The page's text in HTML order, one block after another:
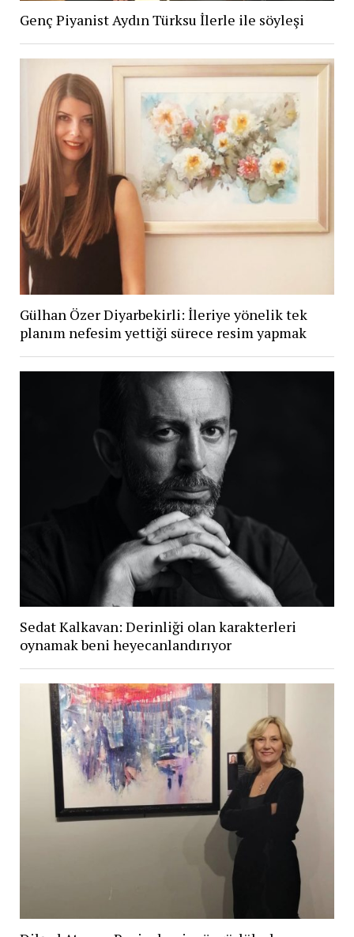
Genç Piyanist Aydın Türksu İlerle ile söyleşi
Gülhan Özer Diyarbekirli: İleriye yönelik tek
planım nefesim yettiği sürece resim yapmak
Sedat Kalkavan: Derinliği olan karakterleri
oynamak beni heyecanlandırıyor